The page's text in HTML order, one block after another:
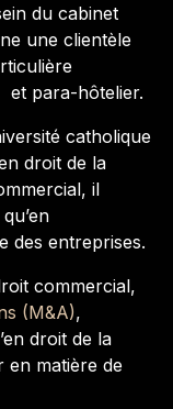
du cabinet
une clientèle
et para-hôtelier.
catholique
droit de la
il
des entreprises.
commercial,
(M&A),
droit de la
en matière de